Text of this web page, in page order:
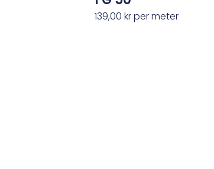
139,00 krper meter